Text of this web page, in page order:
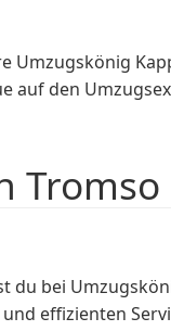
Umzugskönig
auf den
Tromso
du bei
effizienten